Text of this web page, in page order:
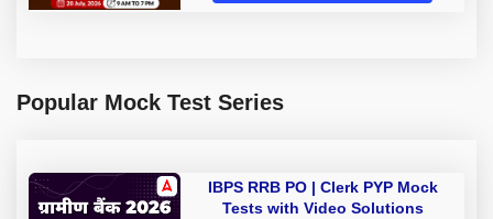
Popular Mock Test Series
IBPS RRB PO | Clerk PYP Mock
Tests with Video Solutions